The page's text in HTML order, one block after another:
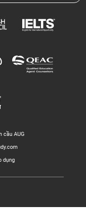
cầu AUG
dụng